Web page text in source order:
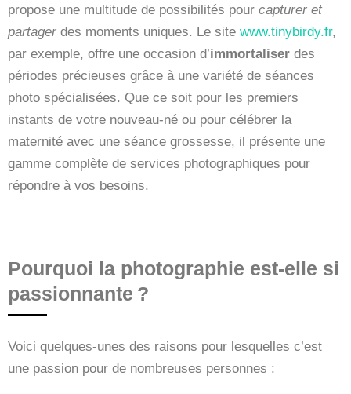
propose une multitude de possibilités pour capturer et
partager des moments uniques. Le site www.tinybirdy.fr,
par exemple, offre une occasion d’immortaliser des
périodes précieuses grâce à une variété de séances
photo spécialisées. Que ce soit pour les premiers
instants de votre nouveau-né ou pour célébrer la
maternité avec une séance grossesse, il présente une
gamme complète de services photographiques pour
répondre à vos besoins.
Pourquoi la photographie est-elle si
passionnante ?
Voici quelques-unes des raisons pour lesquelles c’est
une passion pour de nombreuses personnes :